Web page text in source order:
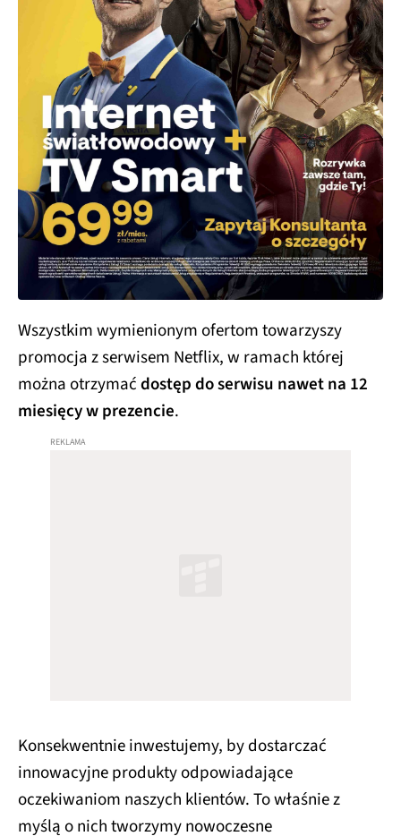
Wszystkim wymienionym ofertom towarzyszy
promocja z serwisem Netflix, w ramach której
można otrzymaćdostęp do serwisu nawet na 12
miesięcy w prezencie.
Konsekwentnie inwestujemy, by dostarczać
innowacyjne produkty odpowiadające
oczekiwaniom naszych klientów. To właśnie z
myślą o nich tworzymy nowoczesne